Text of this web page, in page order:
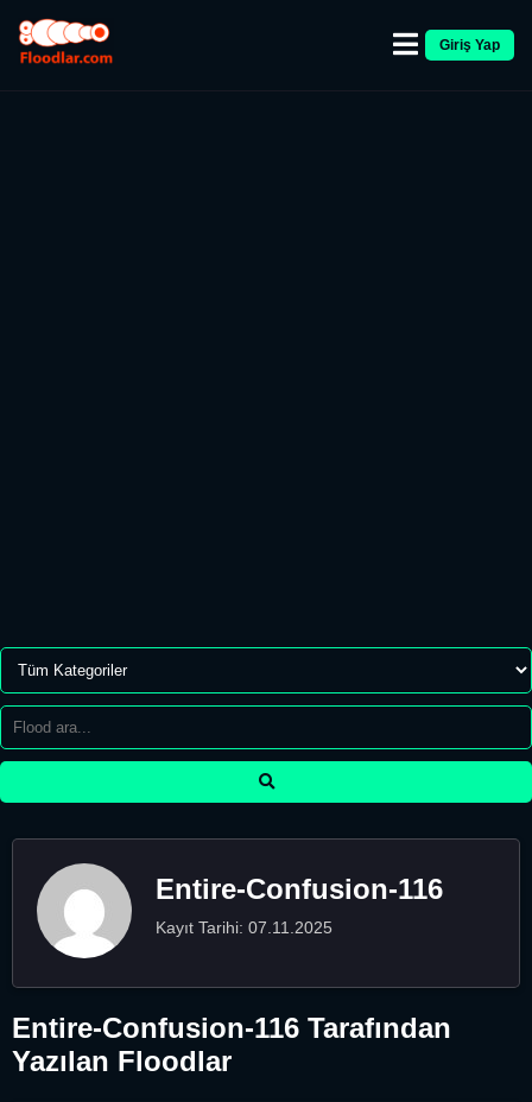
Giriş Yap
Entire-Confusion-116
Kayıt Tarihi: 07.11.2025
Entire-Confusion-116 Tarafından
Yazılan Floodlar